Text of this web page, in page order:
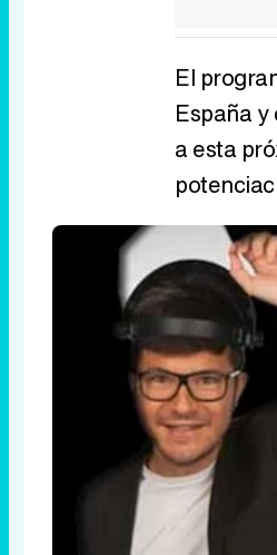
El
España
a esta